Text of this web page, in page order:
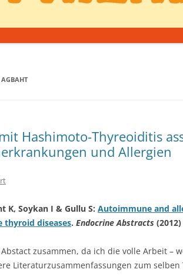
AGBAHT
Hashimoto-Thyreoiditis
und Allergien
K, Soykan I & Gullu S: Autoimmune and
diseases. Endocrine Abstracts
zusammen, da ich die volle Arbeit –
Literaturzusammenfassungen zum selben